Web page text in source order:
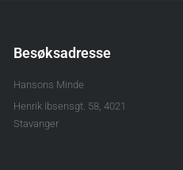
Besøksadresse
Hansons Minde
Henrik Ibsensgt. 58, 4021
Stavanger